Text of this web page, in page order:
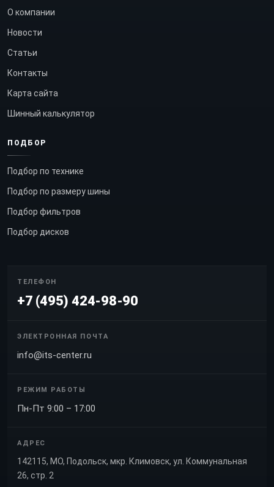
О компании
Новости
Статьи
Контакты
Карта сайта
Шинный калькулятор
ПОДБОР
Подбор по технике
Подбор по размеру шины
Подбор фильтров
Подбор дисков
ТЕЛЕФОН
+7 (495) 424-98-90
ЭЛЕКТРОННАЯ ПОЧТА
info@its-center.ru
РЕЖИМ РАБОТЫ
Пн-Пт 9:00 – 17:00
АДРЕС
142115, МО, Подольск, мкр. Климовск, ул. Коммунальная
26, стр. 2